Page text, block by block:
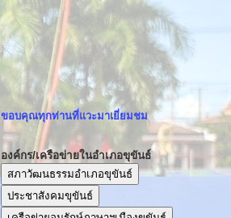
ขอบคุณทุกท่านที่แวะมาเยี่ยมชม
องค์กร/เครือข่ายในอำเภอขุขันธ์
สภาวัฒนธรรมอำเภอขุขันธ์
ประชาสังคมขุขันธ์